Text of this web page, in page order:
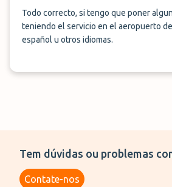
Todo correcto, si tengo que poner
teniendo el servicio en el aeropuerto
español u otros idiomas.
Tem dúvidas ou problemas
Contate-nos